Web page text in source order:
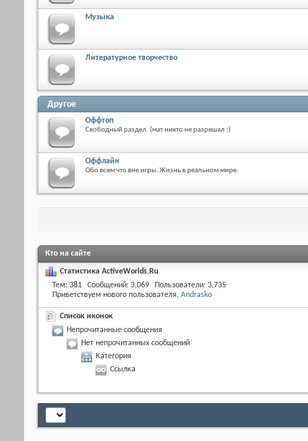
Музыка
Литературное творчество
Другое
Оффтоп
Свободный раздел. (мат никто не разрешал ;)
Оффлайн
Обо всем что вне игры. Жизнь в реальном мире.
Кто на сайте
Статистика ActiveWorlds.Ru
Тем 381 Сообщений 3,069 Пользователи 3,735
Приветствуем нового пользователя, Andrasko
Список иконок
Непрочитанные сообщения
Нет непрочитанных сообщений
Категория
Ссылка